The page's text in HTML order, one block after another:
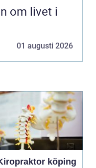
01 augusti 2026
köping